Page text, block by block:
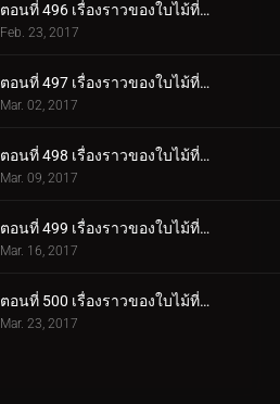
ตอนที่ 496 เรื่องราวของใบไม้ที่ซ่อนอยู่ วันที่สมบูรณ์แบบสำหรับงานแต่งงาน ตอนที่ 3: น้ำพุร้อนและยาเม็ดอาหาร
Feb. 23, 2017
ตอนที่ 497 เรื่องราวของใบไม้ที่ซ่อนอยู่ วันที่สมบูรณ์แบบสำหรับงานแต่งงาน ตอนที่ 4: ของขวัญแต่งงานของคาเสะคาเงะ
Mar. 02, 2017
ตอนที่ 498 เรื่องราวของใบไม้ที่ซ่อนอยู่ วันที่สมบูรณ์แบบสำหรับงานแต่งงาน ตอนที่ 5: ภารกิจสุดท้าย
Mar. 09, 2017
ตอนที่ 499 เรื่องราวของใบไม้ที่ซ่อนอยู่ วันที่สมบูรณ์แบบสำหรับงานแต่งงาน ตอนที่ 6: ผลลัพธ์ของภารกิจลับ!
Mar. 16, 2017
ตอนที่ 500 เรื่องราวของใบไม้ที่ซ่อนอยู่ วันที่สมบูรณ์แบบสำหรับงานแต่งงาน ตอนที่ 7: ข้อความ
Mar. 23, 2017